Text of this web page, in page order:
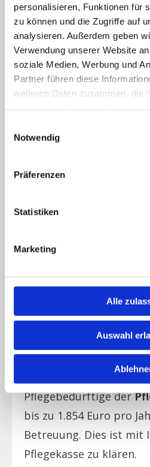
personalisieren, Funktionen für
zu können und die Zugriffe auf
analysieren. Außerdem geben
Verwendung unserer Website
soziale Medien, Werbung und
Partner führen diese
weiteren Daten zusammen, die
Notwendig
Präferenzen
Statistiken
Marketing
Alle
Auswahl
Anfrage wenden Sie sich bitte
Pflegeeinrichtung
Preise für
Pflegegrad 2
Pflegegrad 5
Erstattung der
Pflegebedürftige des
bis zu 131 Euro/Monat
Betreuung. Dies ist mit
Pflegekasse zu klären.
Pflegebedürftige der
bis zu 1.854 Euro pro
Betreuung. Dies ist mit
Pflegekasse zu klären.